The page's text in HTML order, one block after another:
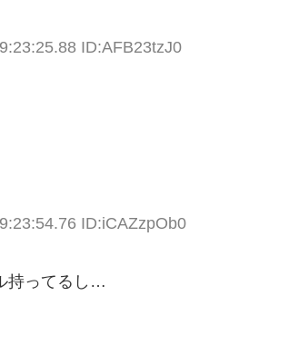
ID:AFB23tzJ0
ID:iCAZzpOb0
持ってるし…